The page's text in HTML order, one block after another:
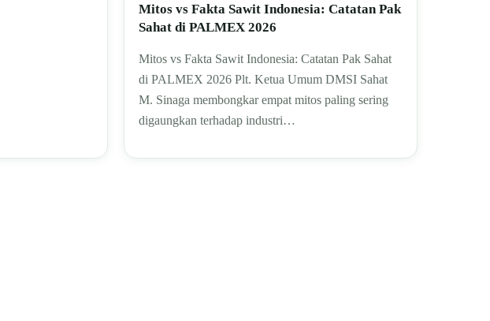
Mitos vs Fakta Sawit Indonesia: Catatan Pak
Sahat di PALMEX 2026
Mitos vs Fakta Sawit Indonesia: Catatan Pak Sahat
di PALMEX 2026 Plt. Ketua Umum DMSI Sahat
M. Sinaga membongkar empat mitos paling sering
digaungkan terhadap industri…